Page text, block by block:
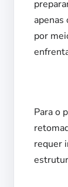
apenas
por
Para o
requer